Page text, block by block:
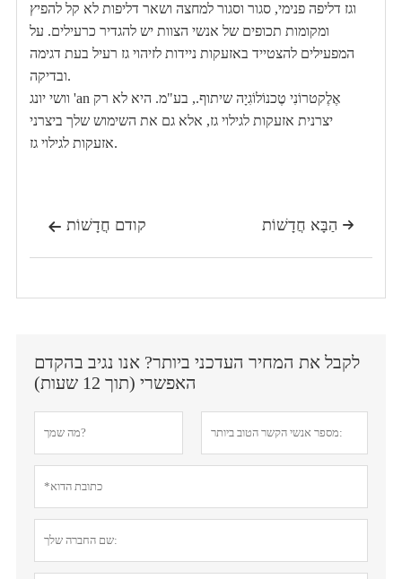
וגז דליפה פנימי, סגור וסגור למחצה ושאר דליפות לא קל להפיץ
ומקומות תכופים של אנשי הצוות יש להגדיר כרעילים. על
המפעילים להצטייד באזעקות ניידות לזיהוי גז רעיל בעת דגימה
ובדיקה.
וושי יונג 'an אֶלֶקטרוֹנִי טֶכנוֹלוֹגִיָה שיתוף., בע"מ. היא לא רק
יצרנית אזעקות לגילוי גז, אלא גם את השימוש שלך ביצרני
אזעקות לגילוי גז.
 קודם חֲדָשׁוֹת  הַבָּא חֲדָשׁוֹת
לקבל את המחיר העדכני ביותר? אנו נגיב בהקדם
האפשרי (תוך 12 שעות)